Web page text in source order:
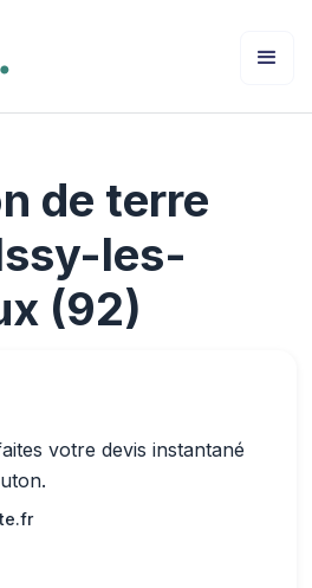
de terre
les-
(92)
votre devis instantané